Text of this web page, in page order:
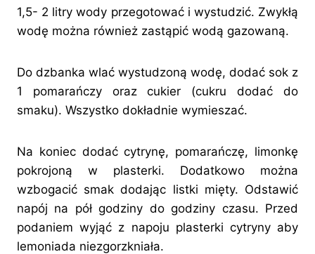
1,5- 2 litry wody przegotować i wystudzić. Zwykłą
wodę można również zastąpić wodą gazowaną.
Do dzbanka wlać wystudzoną wodę, dodać sok z
1 pomarańczy oraz cukier (cukru dodać do
smaku). Wszystko dokładnie wymieszać.
Na koniec dodać cytrynę, pomarańczę, limonkę
pokrojoną w plasterki. Dodatkowo można
wzbogacić smak dodając listki mięty. Odstawić
napój na pół godziny do godziny czasu. Przed
podaniem wyjąć z napoju plasterki cytryny aby
lemoniada niezgorzkniała.